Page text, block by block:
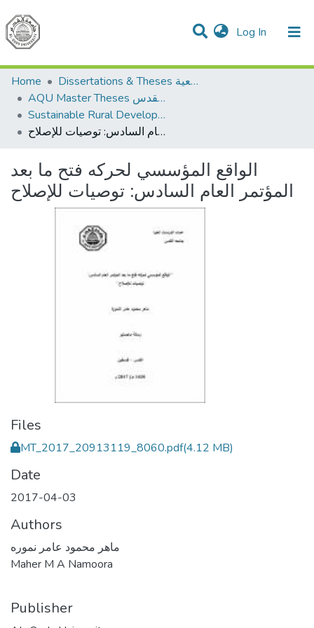
Log In (current)
Communities & Collections
All of DSpace
Home
Dissertations & Theses الرسائل الجامعية
AQU Master Theses الرسائل الجامعية الخاصة بجامعة القدس
Sustainable Rural Development التنمية الريفية المستدامة
الواقع المؤسسي لحركه فتح ما بعد المؤتمر العام السادس: توصيات للإصلاح
الواقع المؤسسي لحركه فتح ما بعد
المؤتمر العام السادس: توصيات للإصلاح
Files
MT_2017_20913119_8060.pdf(4.12 MB)
Date
2017-04-03
Authors
ماهر محمود عامر نموره
Maher M A Namoora
Publisher